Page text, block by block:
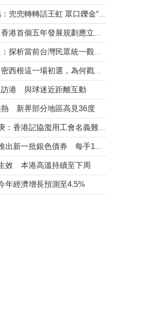
訪港 與球迷近距離互動
熱 新界部分地區高見36度
效 本港高溫持續至下周
年經濟增長預測至4.5%